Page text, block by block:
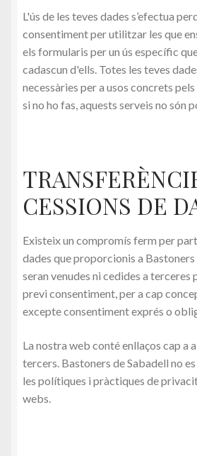
L'ús de les teves dades s’efectua
consentiment per utilitzar les que
els formularis per un ús específic
cadascun d'ells. Totes les teves
necessàries per a usos concrets pels
si no ho fas, aquests serveis no són
CESSIONS DE
Existeix un compromís ferm per
dades que proporcionis a Bastoners
seran venudes ni cedides a terceres
previ consentiment, per a cap
excepte consentiment exprés o
La nostra web conté enllaços cap a
tercers. Bastoners de Sabadell no
les polítiques i pràctiques de
webs.